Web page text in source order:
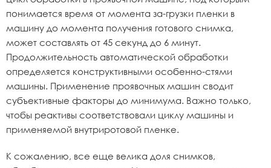
понимается время от момента за-грузки пленки в
машину до момента получения готового снимка,
может составлять от 45 секунд до 6 минут.
Продолжительность автоматической обработки
определяется конструктивными особенно-стями
машины. Применение проявочных машин сводит
субъективные факторы до минимума. Важно только,
чтобы реактивы соответствовали циклу машины и
применяемой внутриротовой пленке.
К сожалению, все еще велика доля снимков,